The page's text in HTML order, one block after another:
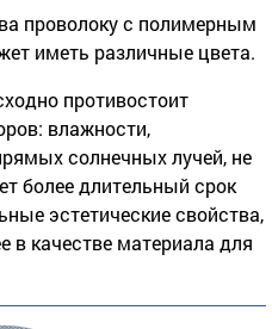
проволоку с полимерным
иметь различные цвета.
противостоит
влажности,
солнечных лучей, не
более длительный срок
эстетические свойства,
в качестве материала для